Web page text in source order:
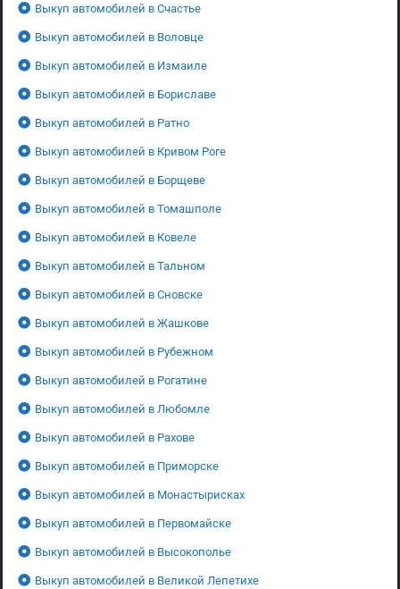
Выкуп автомобилей в Счастье
Выкуп автомобилей в Воловце
Выкуп автомобилей в Измаиле
Выкуп автомобилей в Бориславе
Выкуп автомобилей в Ратно
Выкуп автомобилей в Кривом Роге
Выкуп автомобилей в Борщеве
Выкуп автомобилей в Томашполе
Выкуп автомобилей в Ковеле
Выкуп автомобилей в Тальном
Выкуп автомобилей в Сновске
Выкуп автомобилей в Жашкове
Выкуп автомобилей в Рубежном
Выкуп автомобилей в Рогатине
Выкуп автомобилей в Любомле
Выкуп автомобилей в Рахове
Выкуп автомобилей в Приморске
Выкуп автомобилей в Монастырисках
Выкуп автомобилей в Первомайске
Выкуп автомобилей в Высокополье
Выкуп автомобилей в Великой Лепетихе